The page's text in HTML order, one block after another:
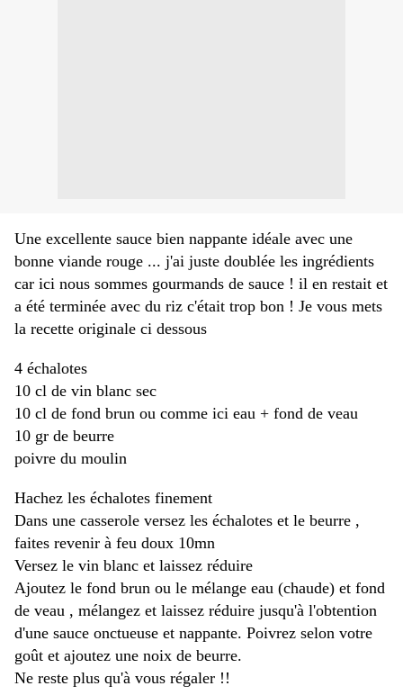
Une excellente sauce bien nappante idéale avec une
bonne viande rouge ... j'ai juste doublée les ingrédients
car ici nous sommes gourmands de sauce ! il en restait et
a été terminée avec du riz c'était trop bon ! Je vous mets
la recette originale ci dessous
4 échalotes
10 cl de vin blanc sec
10 cl de fond brun ou comme ici eau + fond de veau
10 gr de beurre
poivre du moulin
Hachez les échalotes finement
Dans une casserole versez les échalotes et le beurre ,
faites revenir à feu doux 10mn
Versez le vin blanc et laissez réduire
Ajoutez le fond brun ou le mélange eau (chaude) et fond
de veau , mélangez et laissez réduire jusqu'à l'obtention
d'une sauce onctueuse et nappante. Poivrez selon votre
goût et ajoutez une noix de beurre.
Ne reste plus qu'à vous régaler !!